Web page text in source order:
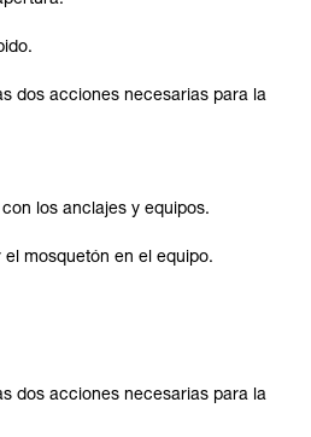
dos acciones necesarias para la
los anclajes y equipos.
mosquetón en el equipo.
dos acciones necesarias para la